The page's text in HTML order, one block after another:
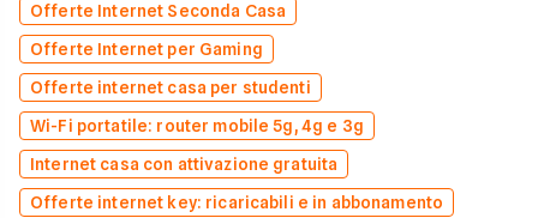
Offerte Internet Seconda Casa
Offerte Internet per Gaming
Offerte internet casa per studenti
Wi-Fi portatile: router mobile 5g, 4g e 3g
Internet casa con attivazione gratuita
Offerte internet key: ricaricabili e in abbonamento